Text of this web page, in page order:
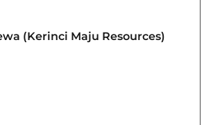
(Kerinci Maju Resources)